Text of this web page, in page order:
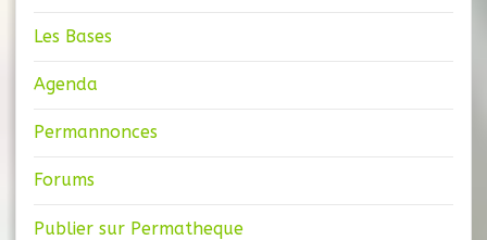
Les Bases
Agenda
Permannonces
Forums
Publier sur Permatheque